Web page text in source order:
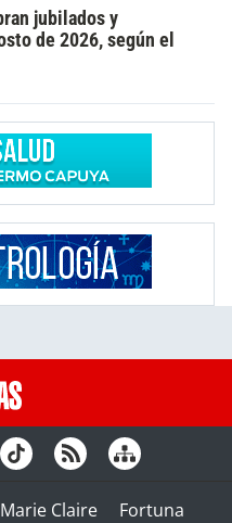
jubilados y
de 2026, según el
Marie Claire
Fortuna